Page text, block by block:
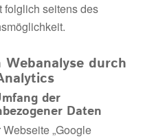
folglich seitens des
durch
der
Daten
„Google